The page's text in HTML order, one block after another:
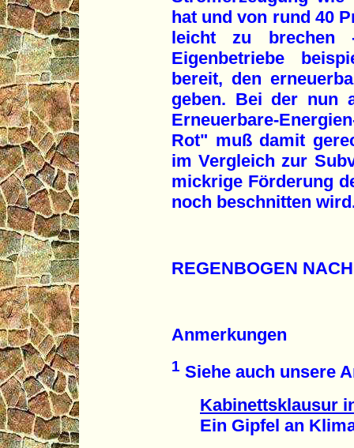
hat und von rund 40
leicht zu brechen
Eigenbetriebe
bereit, den
geben. Bei der nun
Erneuerbare-
Rot" muß damit
im Vergleich zur
mickrige Förderung
noch beschnitten
REGENBOGEN
Anmerkungen
1 Siehe auch unsere
Kabinettsklausur
Ein Gipfel an